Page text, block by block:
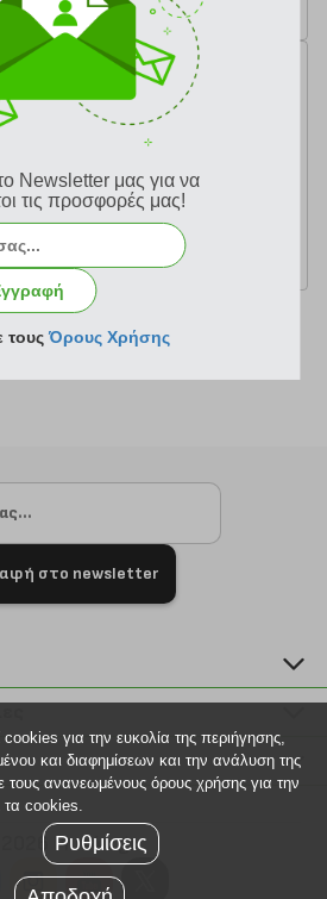
Ελάχιστη 30 ημερών 86.00 €
Προτεινόμενη λιανική 86.00 €
ΒΕΡΜΟΥΔΑ PEPE JEANS
GYMDIGO CARGO PM801077
ΜΠΕΖ (36)
60.20 €
Ελάχιστη 30 ημερών 86.00 €
στο newsletter
Plus4u.gr
Newsletter μας για να
τις προσφορές μας!
τουςΌρους Χρήσης
cookies για την ευκολία της περιήγησης,
και διαφημίσεων και την ανάλυση της
τους ανανεωμένους όρους χρήσης για την
τα cookies.
Ρυθμίσεις